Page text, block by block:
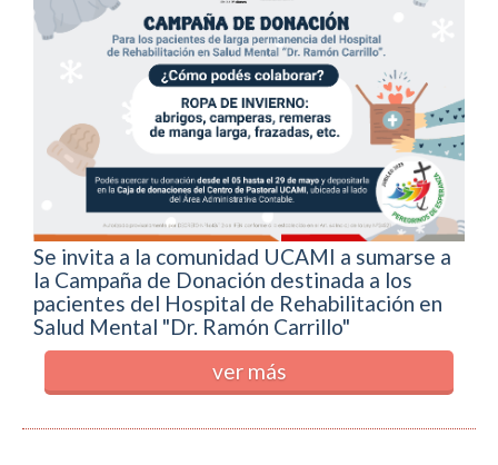
Se invita a la comunidad UCAMI a sumarse a
la Campaña de Donación destinada a los
pacientes del Hospital de Rehabilitación en
Salud Mental "Dr. Ramón Carrillo"
ver más